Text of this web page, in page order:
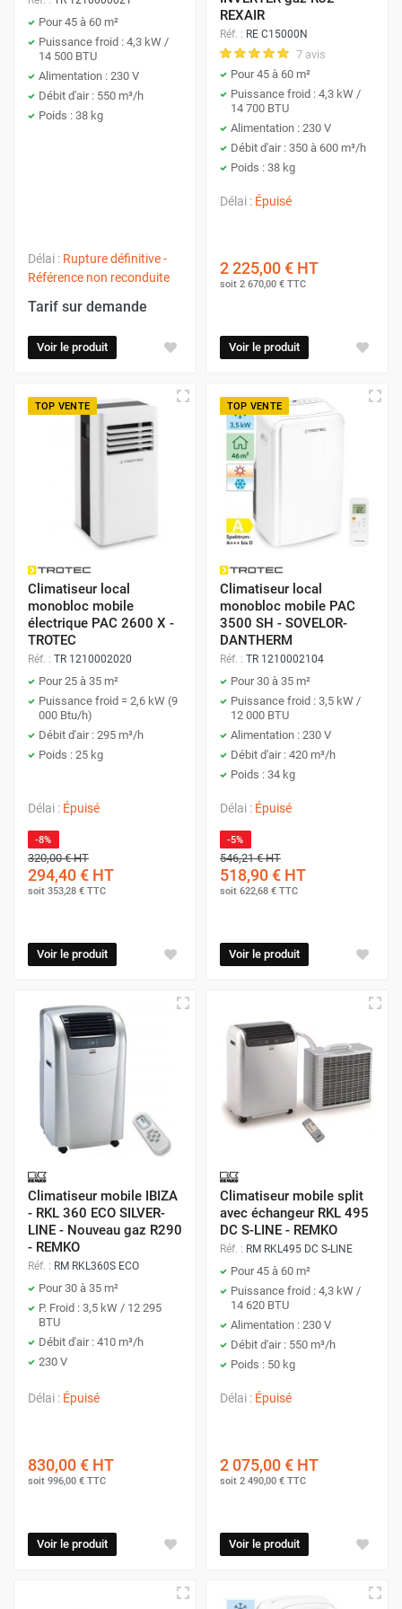
Pour 45 à 60 m²
Puissance froid : 4,3 kW /
14 500 BTU
Alimentation : 230 V
Débit d'air : 550 m³/h
Poids : 38 kg
Délai : Rupture définitive -
Référence non reconduite
Tarif sur demande
Voir le produit
REXAIR
Réf. : RE C15000N
7 avis
Pour 45 à 60 m²
Puissance froid : 4,3 kW /
14 700 BTU
Alimentation : 230 V
Débit d'air : 350 à 600 m³/h
Poids : 38 kg
Délai : Épuisé
2 225,00 € HT
soit 2 670,00 € TTC
Voir le produit
TOP VENTE
Climatiseur local
monobloc mobile
électrique PAC 2600 X -
TROTEC
Réf. : TR 1210002020
Pour 25 à 35 m²
Puissance froid = 2,6 kW (9
000 Btu/h)
Débit d'air : 295 m³/h
Poids : 25 kg
Délai : Épuisé
-8%
320,00 €HT
294,40 € HT
soit 353,28 € TTC
Voir le produit
TOP VENTE
Climatiseur local
monobloc mobile PAC
3500 SH - SOVELOR-
DANTHERM
Réf. : TR 1210002104
Pour 30 à 35 m²
Puissance froid : 3,5 kW /
12 000 BTU
Alimentation : 230 V
Débit d'air : 420 m³/h
Poids : 34 kg
Délai : Épuisé
-5%
546,21 €HT
518,90 € HT
soit 622,68 € TTC
Voir le produit
Climatiseur mobile IBIZA
- RKL 360 ECO SILVER-
LINE - Nouveau gaz R290
- REMKO
Réf. : RM RKL360S ECO
Pour 30 à 35 m²
P. Froid : 3,5 kW / 12 295
BTU
Débit d'air : 410 m³/h
230 V
Délai : Épuisé
830,00 € HT
soit 996,00 € TTC
Voir le produit
Climatiseur mobile split
avec échangeur RKL 495
DC S-LINE - REMKO
Réf. : RM RKL495 DC S-LINE
Pour 45 à 60 m²
Puissance froid : 4,3 kW /
14 620 BTU
Alimentation : 230 V
Débit d'air : 550 m³/h
Poids : 50 kg
Délai : Épuisé
2 075,00 € HT
soit 2 490,00 € TTC
Voir le produit